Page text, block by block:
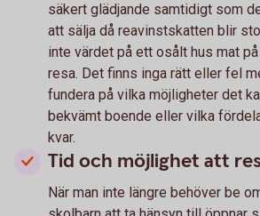
säkert glädjande samtidigt som
att sälja då reavinstskatten blir
inte värdet på ett osålt hus mat
resa. Det finns inga rätt eller fel
fundera på vilka möjligheter det
bekvämt boende eller vilka
kvar.
Tid och möjlighet att
När man inte längre behöver be